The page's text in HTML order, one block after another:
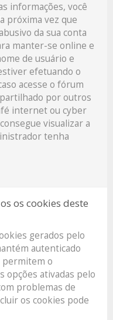
informações, você
próxima vez que
da sua conta
manter-se online e
de usuário e
efetuando o
acesse o fórum
por outros
internet ou cyber
visualizar a
tenha
os cookies deste
gerados pelo
autenticado
o
opções ativadas pelo
problemas de
os cookies pode